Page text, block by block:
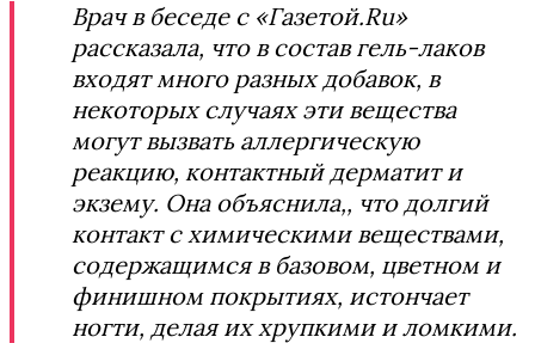
Врач в беседе с «Газетой.Ru»
рассказала, что в состав гель-лаков
входят много разных добавок, в
некоторых случаях эти вещества
могут вызвать аллергическую
реакцию, контактный дерматит и
экзему. Она объяснила,, что долгий
контакт с химическими веществами,
содержащимся в базовом, цветном и
финишном покрытиях, истончает
ногти, делая их хрупкими и ломкими.